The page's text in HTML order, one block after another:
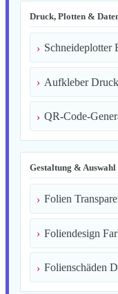
Druck, Plotten &
Schneideplotter
Aufkleber
QR-Code-
Gestaltung & Auswahl
Folien
Foliendesign
Folienschäden